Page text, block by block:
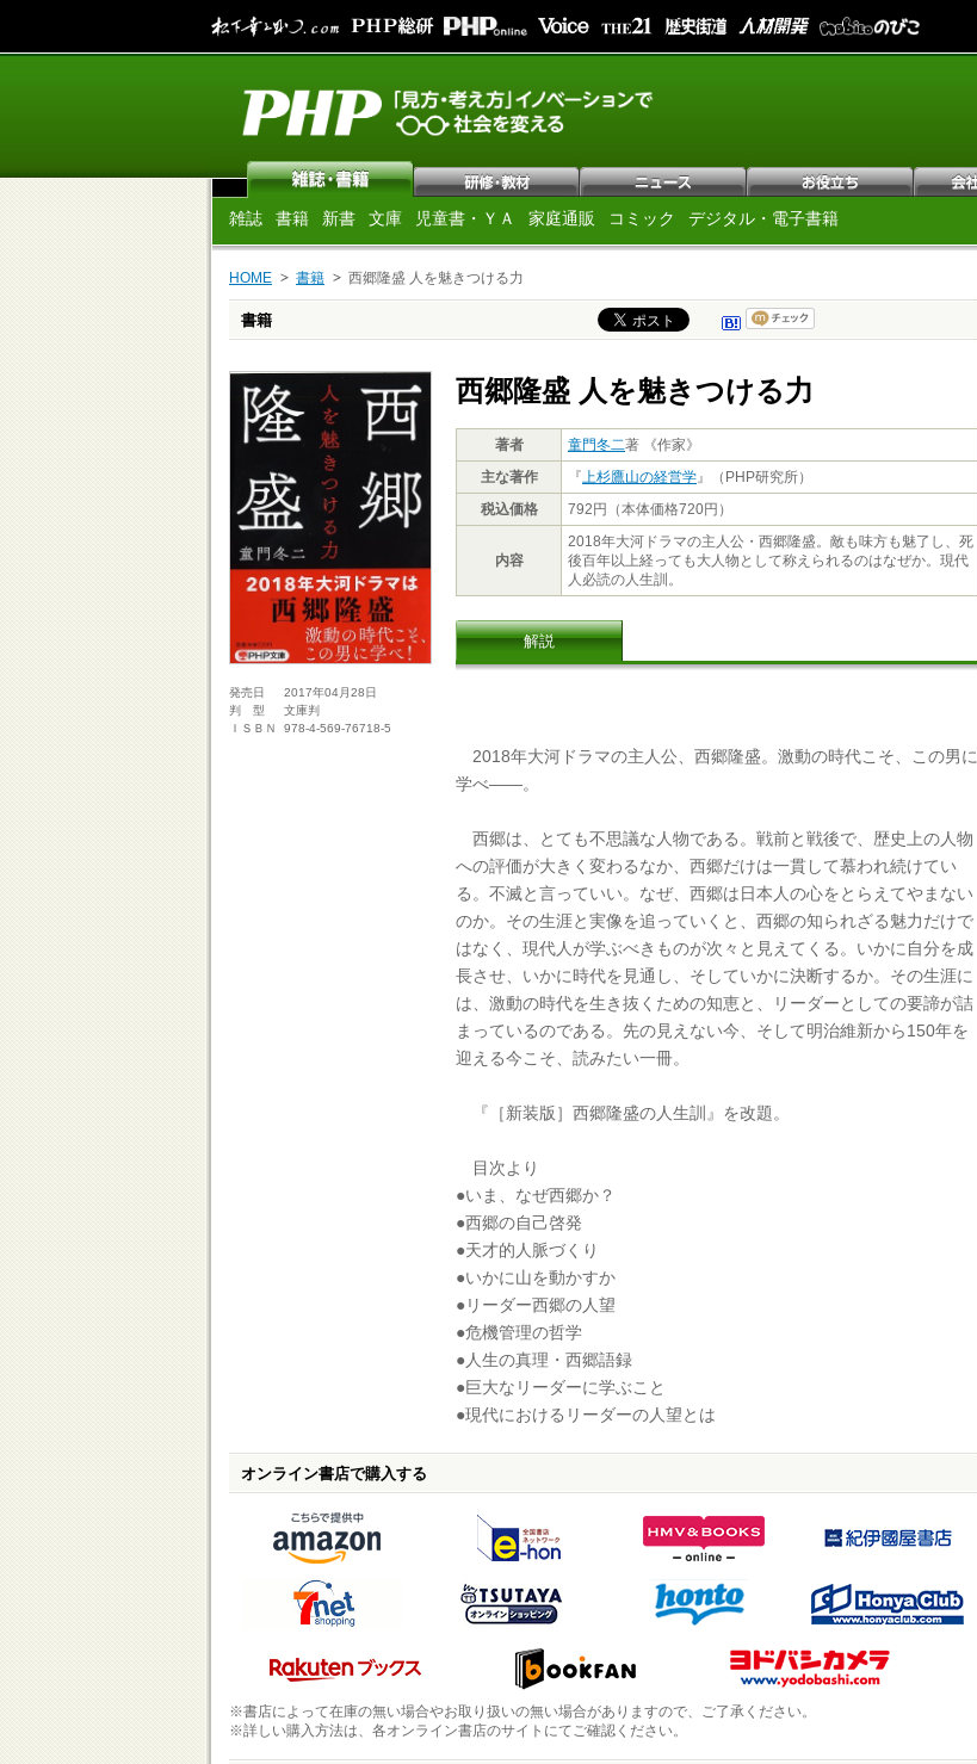
雑誌 書籍 新書 文庫 児童書・ＹＡ 家庭通販 コミック デジタル・電子書籍
HOME 書籍 西郷隆盛 人を魅きつける力
書籍
発売日
2017年04月28日
判 型
文庫判
ＩＳＢＮ
978-4-569-76718-5
西郷隆盛 人を魅きつける力
著者 童門冬二著 《作家》
主な著作
『上杉鷹山の経営学』（PHP研究所）
税込価格
792円（本体価格720円）
内容
2018年大河ドラマの主人公・西郷隆盛。敵も味方も魅了し、死
後百年以上経っても大人物として称えられるのはなぜか。現代
人必読の人生訓。
解説
2018年大河ドラマの主人公、西郷隆盛。激動の時代こそ、この男に
学べ――。
西郷は、とても不思議な人物である。戦前と戦後で、歴史上の人物
への評価が大きく変わるなか、西郷だけは一貫して慕われ続けてい
る。不滅と言っていい。なぜ、西郷は日本人の心をとらえてやまない
のか。その生涯と実像を追っていくと、西郷の知られざる魅力だけで
はなく、現代人が学ぶべきものが次々と見えてくる。いかに自分を成
長させ、いかに時代を見通し、そしていかに決断するか。その生涯に
は、激動の時代を生き抜くための知恵と、リーダーとしての要諦が詰
まっているのである。先の見えない今、そして明治維新から150年を
迎える今こそ、読みたい一冊。
『［新装版］西郷隆盛の人生訓』を改題。
目次より
●いま、なぜ西郷か？
●西郷の自己啓発
●天才的人脈づくり
●いかに山を動かすか
●リーダー西郷の人望
●危機管理の哲学
●人生の真理・西郷語録
●巨大なリーダーに学ぶこと
●現代におけるリーダーの人望とは
オンライン書店で購入する
※書店によって在庫の無い場合やお取り扱いの無い場合がありますので、ご了承ください。
※詳しい購入方法は、各オンライン書店のサイトにてご確認ください。